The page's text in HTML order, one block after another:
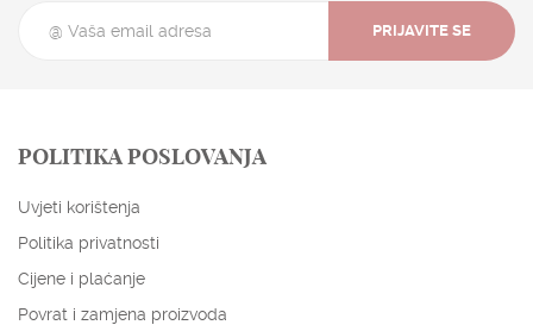
PRIJAVITE SE
POLITIKA POSLOVANJA
Uvjeti korištenja
Politika privatnosti
Cijene i plaćanje
Povrat i zamjena proizvoda